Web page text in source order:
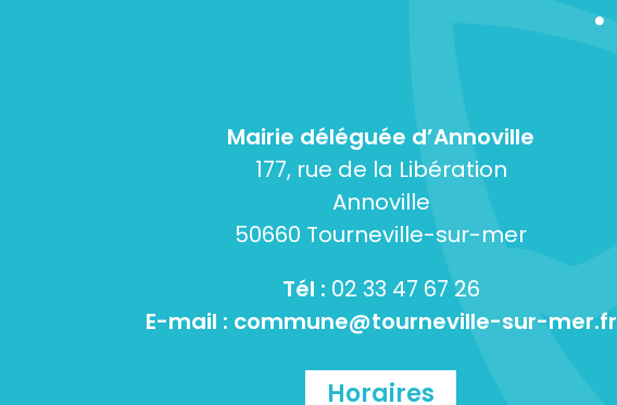
Mairie déléguée d’Annoville
177, rue de la Libération
Annoville
50660 Tourneville-sur-mer
Tél : 02 33 47 67 26
E-mail : commune@tourneville-sur-mer.fr
Horaires